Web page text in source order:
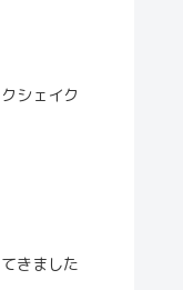
シェイク
きました